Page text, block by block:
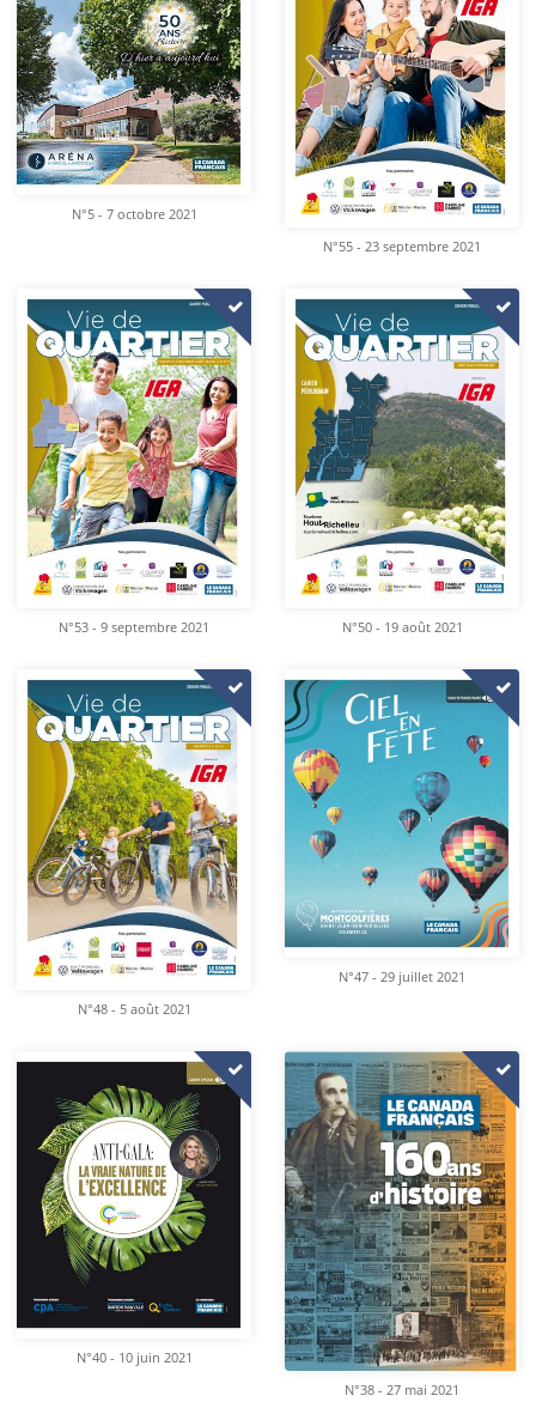
N°5 - 7 octobre 2021
N°55 - 23 septembre 2021
N°53 - 9 septembre 2021 N°50 - 19 août 2021
N°48 - 5 août 2021
N°47 - 29 juillet 2021
N°40 - 10 juin 2021
N°38 - 27 mai 2021